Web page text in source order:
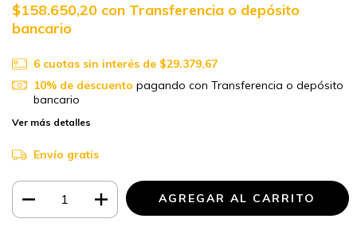
$158.650,20 con Transferencia o depósito
bancario
6 cuotas sin interés de $29.379,67
10% de descuento pagando con Transferencia o depósito
bancario
Ver más detalles
Envío gratis